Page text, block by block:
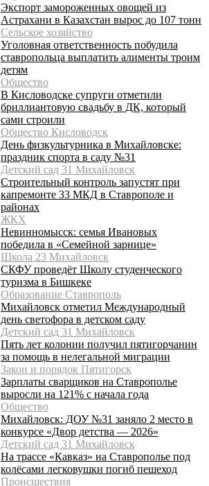
Экспорт замороженных овощей из
Астрахани в Казахстан вырос до 107 тонн
Сельское хозяйство
Уголовная ответственность побудила
ставропольца выплатить алименты троим
детям
Общество
В Кисловодске супруги отметили
бриллиантовую свадьбу в ДК, который
сами строили
Общество Кисловодск
День физкультурника в Михайловске:
праздник спорта в саду №31
Детский сад 31 Михайловск
Строительный контроль запустят при
капремонте 33 МКД в Ставрополе и
районах
ЖКХ
Невинномысск: семья Ивановых
победила в «Семейной зарнице»
Школа 23 Михайловск
СКФУ проведёт Школу студенческого
туризма в Бишкеке
Образование Ставрополь
Михайловск отметил Международный
день светофора в детском саду
Детский сад 31 Михайловск
Пять лет колонии получил пятигорчанин
за помощь в нелегальной миграции
Закон и порядок Пятигорск
Зарплаты сварщиков на Ставрополье
выросли на 121% с начала года
Общество
Михайловск: ДОУ №31 заняло 2 место в
конкурсе «Двор детства — 2026»
Детский сад 31 Михайловск
На трассе «Кавказ» на Ставрополье под
колёсами легковушки погиб пешеход
Происшествия